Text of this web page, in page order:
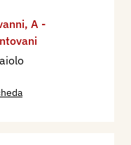
, A -